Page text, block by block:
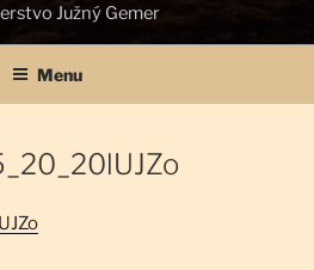
Južný Gemer
Menu